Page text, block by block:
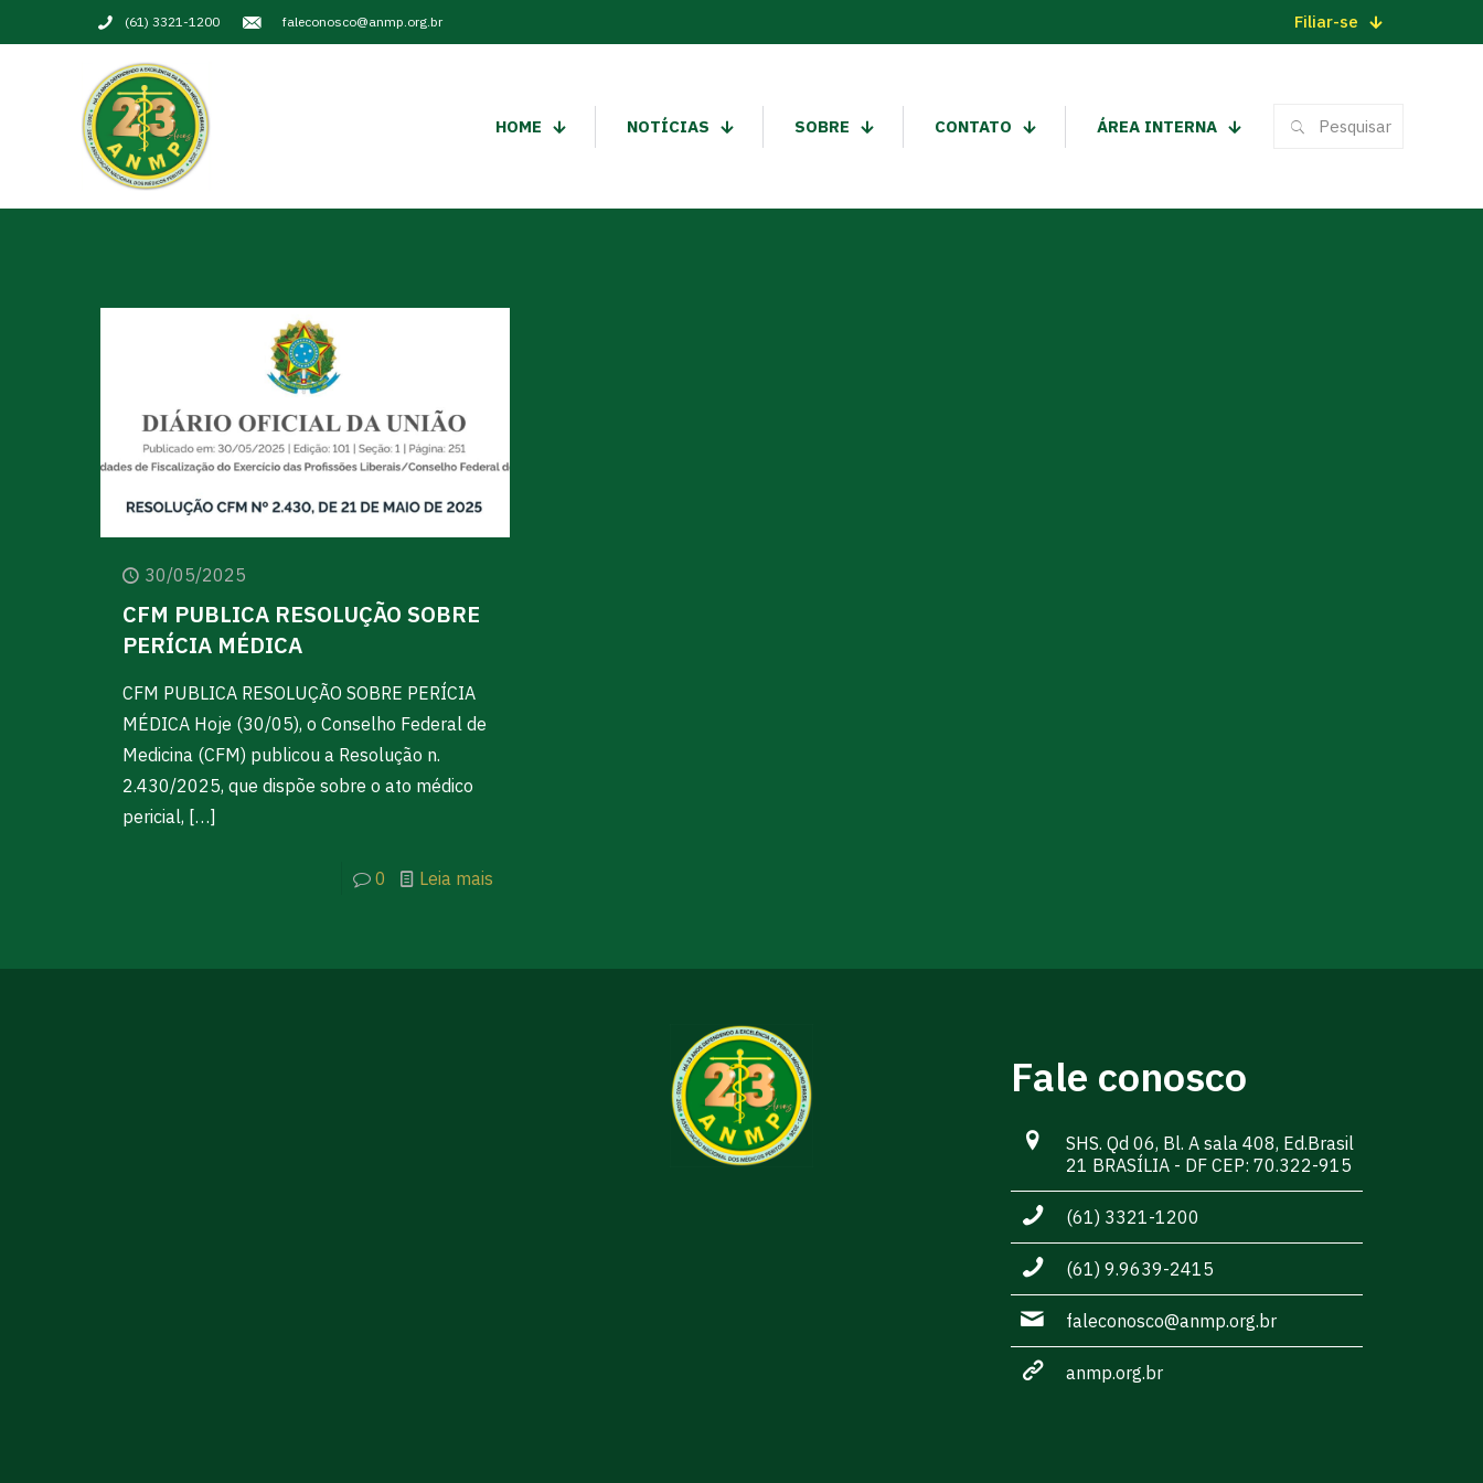
(61) 3321-1200 faleconosco@anmp.org.br Filiar-se
HOME NOTÍCIAS SOBRE CONTATO ÁREA INTERNA
30/05/2025
CFM PUBLICA RESOLUÇÃO SOBRE
PERÍCIA MÉDICA
CFM PUBLICA RESOLUÇÃO SOBRE PERÍCIA
MÉDICA Hoje (30/05), o Conselho Federal de
Medicina (CFM) publicou a Resolução n.
2.430/2025, que dispõe sobre o ato médico
pericial, […]
0 Leia mais
Fale conosco
SHS. Qd 06, Bl. A sala 408, Ed.Brasil
21 BRASÍLIA - DF CEP: 70.322-915
(61) 3321-1200
(61) 9.9639-2415
faleconosco@anmp.org.br
anmp.org.br